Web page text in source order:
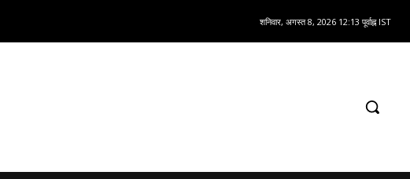
शनिवार, अगस्त 8, 2026 12:13 पूर्वाह्न IST